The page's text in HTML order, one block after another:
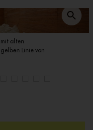
mit alten
Linie von